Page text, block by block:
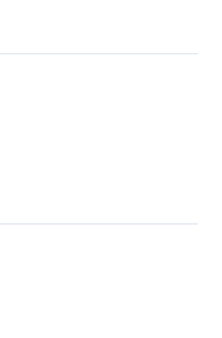
ed elegante
vi permette di
i vostri gusti,
di regolare l'intensità
totale